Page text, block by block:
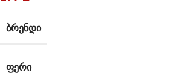
ᲑᲠᲔᲜᲓᲘ
ᲤᲔᲠᲘ